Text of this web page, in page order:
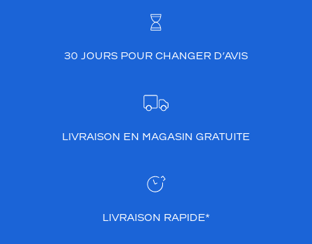
30 JOURS POUR CHANGER D’AVIS
LIVRAISON EN MAGASIN GRATUITE
LIVRAISON RAPIDE*